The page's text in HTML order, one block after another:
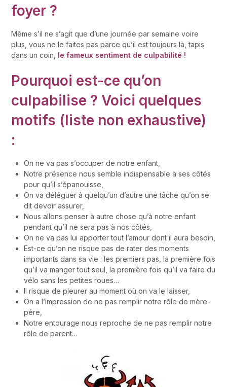
foyer ?
Même s’il ne s’agit que d’une journée par semaine voire
plus, vous ne le faites pas parce qu’il est toujours là, tapis
dans un coin, le fameux sentiment de culpabilité !
Pourquoi est-ce qu’on
culpabilise ? Voici quelques
motifs (liste non exhaustive)
:
On ne va pas s’occuper de notre enfant,
Notre présence nous semble indispensable à ses côtés
pour qu’il s’épanouisse,
On va déléguer à quelqu’un d’autre une tâche qu’on se
dit devoir assurer,
Nous allons penser à autre chose qu’à notre enfant
pendant qu’il ne sera pas à nos côtés,
On ne va pas lui apporter tout l’amour dont il aura besoin,
Est-ce qu’on ne risque pas de rater des moments
importants dans sa vie : les premiers pas, la première fois
qu’il va manger tout seul, la première fois qu’il va faire du
vélo sans les petites roues…
Il risque de pleurer au moment où on va le laisser,
On a l’impression de ne pas remplir notre rôle de mère-
père,
Notre entourage nous reproche de ne pas remplir notre
rôle de parent…